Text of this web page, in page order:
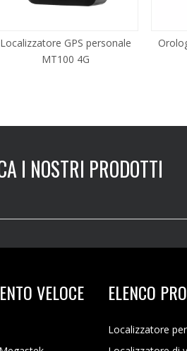
Localizzatore GPS personale
MT100 4G
I NOSTRI PRODOTTI
VELOCE ELENCO
Localizzatore